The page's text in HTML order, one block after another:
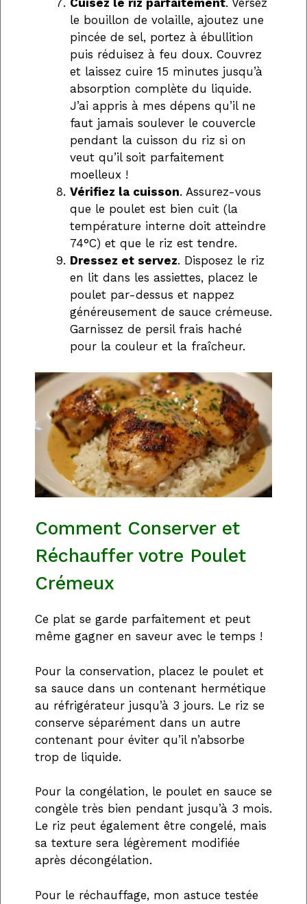
le bouillon de volaille, ajoutez une
pincée de sel, portez à ébullition
puis réduisez à feu doux. Couvrez
et laissez cuire 15 minutes jusqu’à
absorption complète du liquide.
J’ai appris à mes dépens qu’il ne
faut jamais soulever le couvercle
pendant la cuisson du riz si on
veut qu’il soit parfaitement
moelleux !
Vérifiez la cuisson. Assurez-vous
que le poulet est bien cuit (la
température interne doit atteindre
74°C) et que le riz est tendre.
Dressez et servez. Disposez le riz
en lit dans les assiettes, placez le
poulet par-dessus et nappez
généreusement de sauce crémeuse.
Garnissez de persil frais haché
pour la couleur et la fraîcheur.
Comment Conserver et
Réchauffer votre Poulet
Crémeux
Ce plat se garde parfaitement et peut
même gagner en saveur avec le temps !
Pour la conservation, placez le poulet et
sa sauce dans un contenant hermétique
au réfrigérateur jusqu’à 3 jours. Le riz se
conserve séparément dans un autre
contenant pour éviter qu’il n’absorbe
trop de liquide.
Pour la congélation, le poulet en sauce se
congèle très bien pendant jusqu’à 3 mois.
Le riz peut également être congelé, mais
sa texture sera légèrement modifiée
après décongélation.
Pour le réchauffage, mon astuce testée